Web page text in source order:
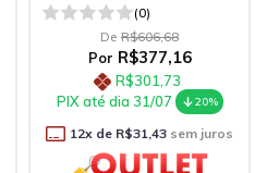
(0)
De R$606,68
Por R$377,16
R$301,73
PIX até dia 31/07
20%
12x de R$31,43 sem juros